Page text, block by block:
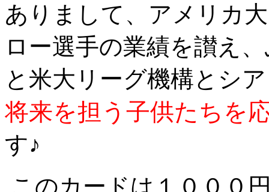
ありまして、アメリカ
ロー選手の業績を讃え
と米大リーグ機構とシ
将来を担う子供たちを
す♪
このカードは１０００